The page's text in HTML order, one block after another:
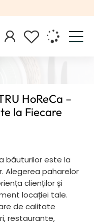
HoReCa –
la Fiecare
băuturilor este la
Alegerea paharelor
clienților și
locației tale.
de calitate
restaurante,